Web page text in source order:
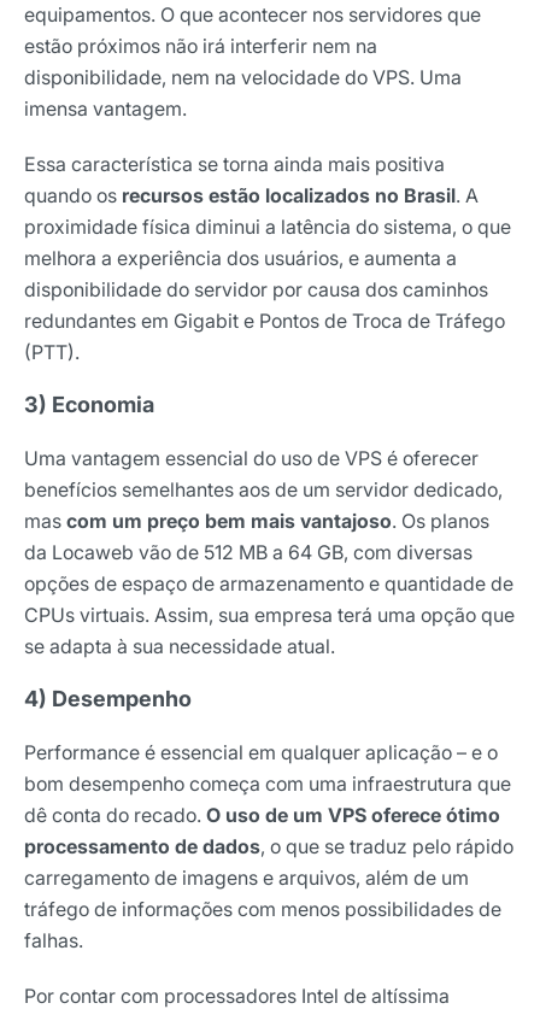
equipamentos. O que acontecer nos servidores que
estão próximos não irá interferir nem na
disponibilidade, nem na velocidade do VPS. Uma
imensa vantagem.
Essa característica se torna ainda mais positiva
quando os recursos estão localizados no Brasil. A
proximidade física diminui a latência do sistema, o que
melhora a experiência dos usuários, e aumenta a
disponibilidade do servidor por causa dos caminhos
redundantes em Gigabit e Pontos de Troca de Tráfego
(PTT).
3) Economia
Uma vantagem essencial do uso de VPS é oferecer
benefícios semelhantes aos de um servidor dedicado,
mas com um preço bem mais vantajoso. Os planos
da Locaweb vão de 512 MB a 64 GB, com diversas
opções de espaço de armazenamento e quantidade de
CPUs virtuais. Assim, sua empresa terá uma opção que
se adapta à sua necessidade atual.
4) Desempenho
Performance é essencial em qualquer aplicação – e o
bom desempenho começa com uma infraestrutura que
dê conta do recado. O uso de um VPS oferece ótimo
processamento de dados, o que se traduz pelo rápido
carregamento de imagens e arquivos, além de um
tráfego de informações com menos possibilidades de
falhas.
Por contar com processadores Intel de altíssima